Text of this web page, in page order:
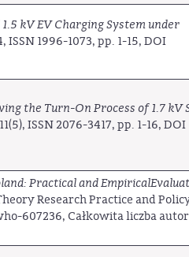
kV EV Charging System under
ISSN 1996-1073, pp. 1-15, DOI
the Turn-On Process of 1.7 kV
ISSN 2076-3417, pp. 1-16, DOI
Practical and
Research Practice and
607236, Całkowita liczba